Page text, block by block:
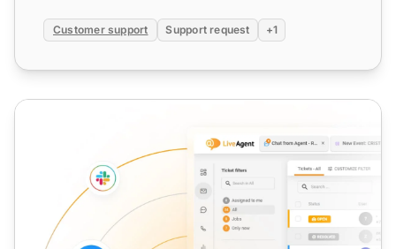
Customer support Support request +1
チケッティングシステム